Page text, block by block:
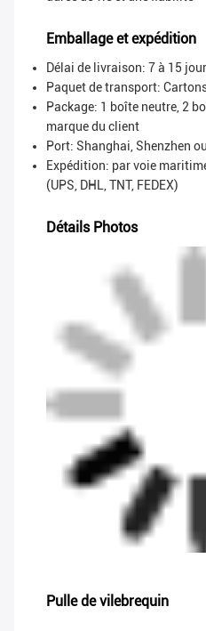
Emballage et expédition
Délai de livraison: 7 à 15
Paquet de transport:
Package: 1 boîte neutre, 2
marque du client
Port: Shanghai, Shenzhen
Expédition: par voie
(UPS, DHL, TNT, FEDEX)
Détails Photos
Pulle de vilebrequin